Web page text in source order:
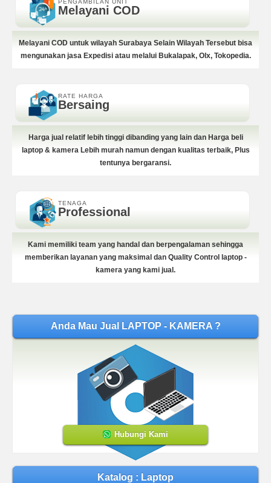
Melayani COD
Melayani COD untuk wilayah Surabaya Selain Wilayah Tersebut bisa
mengunakan jasa Expedisi atau melalui Bukalapak, Olx, Tokopedia.
RATE HARGA
Bersaing
Harga jual relatif lebih tinggi dibanding yang lain dan Harga beli
laptop & kamera Lebih murah namun dengan kualitas terbaik, Plus
tentunya bergaransi.
TENAGA
Professional
Kami memiliki team yang handal dan berpengalaman sehingga
memberikan layanan yang maksimal dan Quality Control laptop -
kamera yang kami jual.
Anda Mau Jual LAPTOP - KAMERA ?
Hubungi Kami
Katalog : Laptop